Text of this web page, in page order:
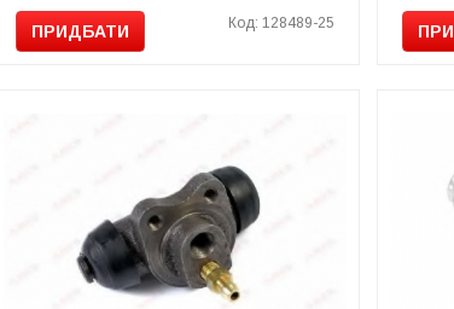
ПРИДБАТИ Код: 128489-25